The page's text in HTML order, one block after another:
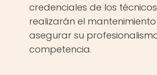
credenciales de los
realizarán el
asegurar su
competencia.